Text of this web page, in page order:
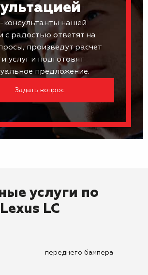
консультанты нашей
с радостью ответят на
произведут расчет
услуг и подготовят
предложение.
Задать вопрос
услуги по
Lexus LC
переднего бампера